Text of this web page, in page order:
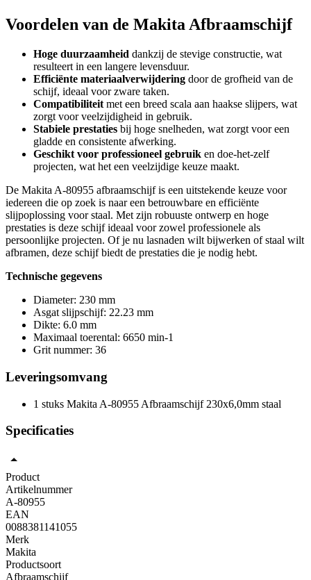
Voordelen van de Makita Afbraamschijf
Hoge duurzaamheid dankzij de stevige constructie, wat
resulteert in een langere levensduur.
Efficiënte materiaalverwijdering door de grofheid van de
schijf, ideaal voor zware taken.
Compatibiliteit met een breed scala aan haakse slijpers, wat
zorgt voor veelzijdigheid in gebruik.
Stabiele prestaties bij hoge snelheden, wat zorgt voor een
gladde en consistente afwerking.
Geschikt voor professioneel gebruik en doe-het-zelf
projecten, wat het een veelzijdige keuze maakt.
De Makita A-80955 afbraamschijf is een uitstekende keuze voor
iedereen die op zoek is naar een betrouwbare en efficiënte
slijpoplossing voor staal. Met zijn robuuste ontwerp en hoge
prestaties is deze schijf ideaal voor zowel professionele als
persoonlijke projecten. Of je nu lasnaden wilt bijwerken of staal wilt
afbramen, deze schijf biedt de prestaties die je nodig hebt.
Technische gegevens
Diameter: 230 mm
Asgat slijpschijf: 22.23 mm
Dikte: 6.0 mm
Maximaal toerental: 6650 min-1
Grit nummer: 36
Leveringsomvang
1 stuks Makita A-80955 Afbraamschijf 230x6,0mm staal
Specificaties
Product
Artikelnummer
A-80955
EAN
0088381141055
Merk
Makita
Productsoort
Afbraamschijf